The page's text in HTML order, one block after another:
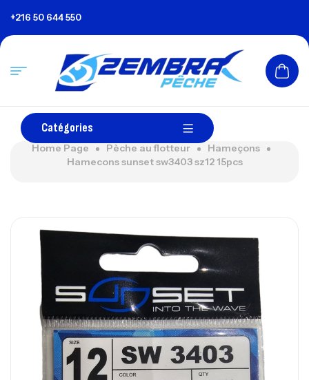
+216 50 644 550
Catégories
Home Page Pèche au flotteur
Hameçons
Hamecons sunset sw3403 sz12 15pcs